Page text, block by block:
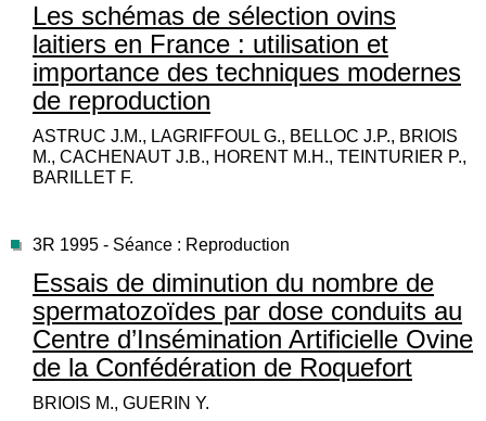
Les schémas de sélection ovins
laitiers en France : utilisation et
importance des techniques modernes
de reproduction
ASTRUC J.M., LAGRIFFOUL G., BELLOC J.P., BRIOIS
M., CACHENAUT J.B., HORENT M.H., TEINTURIER P.,
BARILLET F.
3R 1995 - Séance : Reproduction
Essais de diminution du nombre de
spermatozoïdes par dose conduits au
Centre d’Insémination Artificielle Ovine
de la Confédération de Roquefort
BRIOIS M., GUERIN Y.